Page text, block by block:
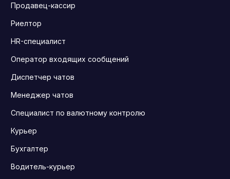
Продавец-кассир
Риелтор
HR-специалист
Оператор входящих сообщений
Диспетчер чатов
Менеджер чатов
Специалист по валютному контролю
Курьер
Бухгалтер
Водитель-курьер